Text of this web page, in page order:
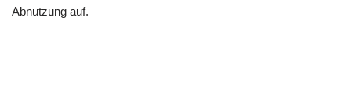
Abnutzung auf.